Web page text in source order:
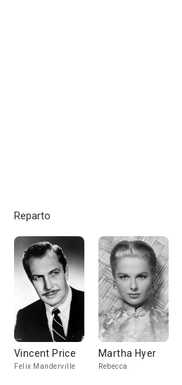
Reparto
Vincent Price
Felix Manderville
Martha Hyer
Rebecca